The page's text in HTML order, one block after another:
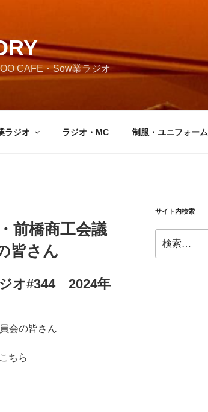
CAFE・Sow業ラジオ
ラジオ ラジオ・MC 制服・ユニフォーム
前橋商工会議
皆さん
オ#344 2024年
会の皆さん
ちら
サイト内検索
索: